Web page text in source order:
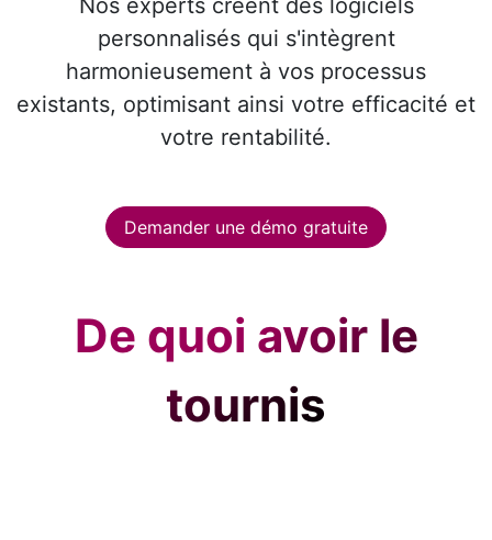
personnalisés qui s'intègrent
harmonieusement à vos processus
existants, optimisant ainsi votre efficacité et
votre rentabilité.
Demander une démo gratuite
De quoi avoir le
tournis